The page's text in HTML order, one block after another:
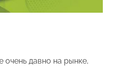
давно на рынке,